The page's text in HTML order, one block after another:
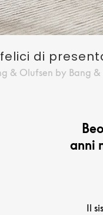
di
& Olufsen by Bang &
anni
Il